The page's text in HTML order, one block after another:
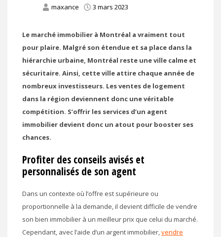
maxance 3 mars 2023
Le marché immobilier à Montréal a vraiment tout
pour plaire. Malgré son étendue et sa place dans la
hiérarchie urbaine, Montréal reste une ville calme et
sécuritaire. Ainsi, cette ville attire chaque année de
nombreux investisseurs. Les ventes de logement
dans la région deviennent donc une véritable
compétition. S’offrir les services d’un agent
immobilier devient donc un atout pour booster ses
chances.
Profiter des conseils avisés et
personnalisés de son agent
Dans un contexte où l’offre est supérieure ou
proportionnelle à la demande, il devient difficile de vendre
son bien immobilier à un meilleur prix que celui du marché.
Cependant, avec l’aide d’un argent immobilier,vendre